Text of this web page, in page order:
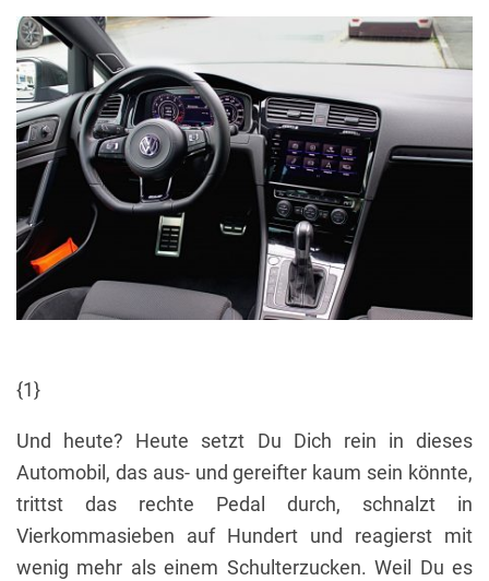
{1}
Und heute? Heute setzt Du Dich rein in dieses
Automobil, das aus- und gereifter kaum sein könnte,
trittst das rechte Pedal durch, schnalzt in
Vierkommasieben auf Hundert und reagierst mit
wenig mehr als einem Schulterzucken. Weil Du es